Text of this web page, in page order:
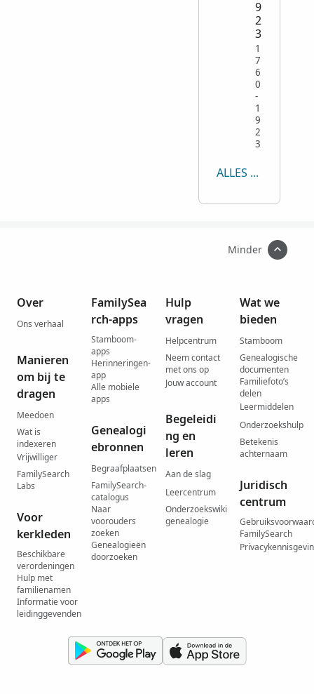
9
2
3
1
7
6
0
-
1
9
2
3
ALLES TONEN
Minder
Over
Ons verhaal
Manieren
om bij te
dragen
Meedoen
Wat is
indexeren
Vrijwilliger
FamilySearch
Labs
Voor
kerkleden
Beschikbare
verordeningen
Hulp met
familienamen
Informatie voor
leidinggevenden
FamilySea
rch-apps
Stamboom-
apps
Herinneringen-
app
Alle mobiele
apps
Genealogi
ebronnen
Begraafplaatsen
FamilySearch-
catalogus
Naar
voorouders
zoeken
Genealogieën
doorzoeken
Hulp
vragen
Helpcentrum
Neem contact
met ons op
Jouw account
Begeleidi
ng en
leren
Aan de slag
Leercentrum
Onderzoekswiki
genealogie
Wat we
bieden
Stamboom
Genealogische
documenten
Familiefoto’s
delen
Leermiddelen
Onderzoekshulp
Betekenis
achternaam
Juridisch
centrum
FamilySearch